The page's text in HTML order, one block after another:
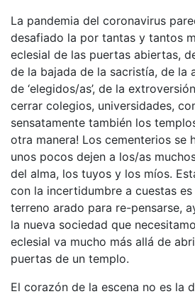
La pandemia del coronavirus
desafiado la por tantas y tantos
eclesial de las puertas abiertas,
de la bajada de la sacristía, de la
de ‘elegidos/as’, de la
cerrar colegios, universidades,
sensatamente también los
otra manera! Los cementerios se
unos pocos dejen a los/as
del alma, los tuyos y los míos.
con la incertidumbre a cuestas
terreno arado para re-pensarse,
la nueva sociedad que
eclesial va mucho más allá de
puertas de un templo.
El corazón de la escena no es la